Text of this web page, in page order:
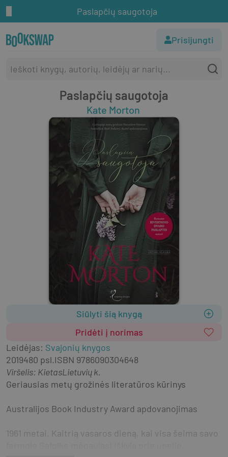
Paslapčių saugotoja
Prisijungti
Paslapčių saugotoja
Kate Morton
Siūlyti šią knygą
Pridėti į norimas
Leidėjas: Svajonių knygos
2019480 psl.ISBN 9786090304648
Viršelis: KietasLietuvių k.
Geriausias metų grožinės literatūros kūrinys
Australijos Book Industry Award apdovanojimas
1961 metai. Kaitrią vasaros dieną, kai visa šeima savo